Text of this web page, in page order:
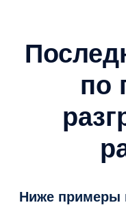
по
Ниже примеры